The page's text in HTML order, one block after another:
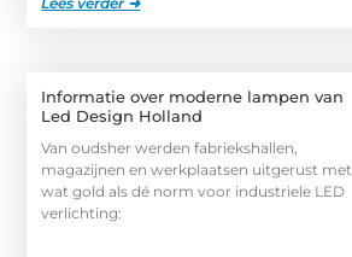
Informatie over moderne lampen van
Led Design Holland
Van oudsher werden fabriekshallen,
magazijnen en werkplaatsen uitgerust met
wat gold als dé norm voor industriele LED
verlichting: